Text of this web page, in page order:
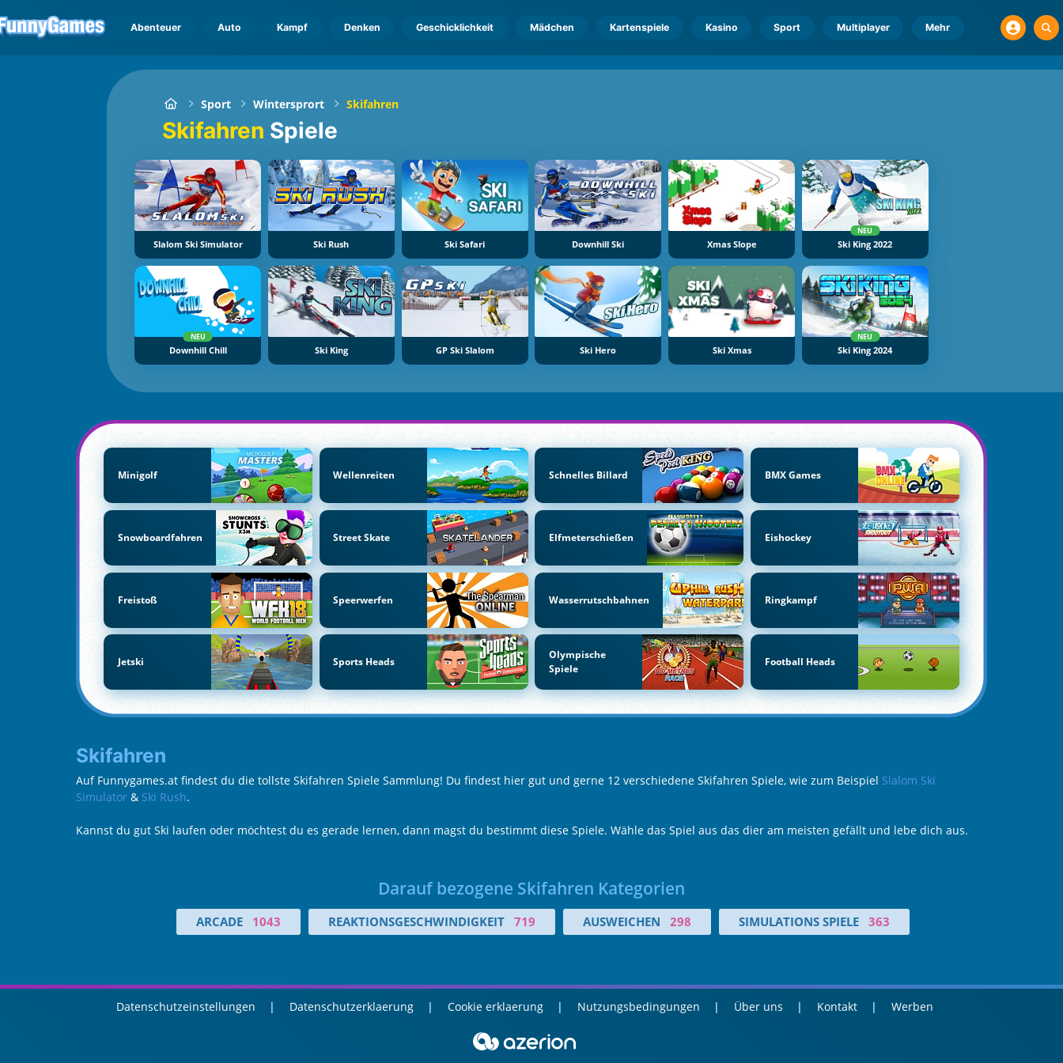
Abenteuer Auto Kampf Denken Geschicklichkeit Mädchen Kartenspiele Kasino Sport Multiplayer Mehr
Sport Wintersprort Skifahren
Skifahren Spiele
Slalom Ski Simulator Ski Rush Ski Safari Downhill Ski Xmas Slope
NEU
Ski King 2022
NEU
Downhill Chill Ski King GP Ski Slalom Ski Hero Ski Xmas
NEU
Ski King 2024
Minigolf Wellenreiten Schnelles Billard BMX Games
Snowboardfahren Street Skate Elfmeterschießen Eishockey
Freistoß Speerwerfen Wasserrutschbahnen Ringkampf
Jetski Sports Heads
Olympische
Spiele
Football Heads
Skifahren
Auf Funnygames.at findest du die tollste Skifahren Spiele Sammlung! Du findest hier gut und gerne 12 verschiedene Skifahren Spiele, wie zum Beispiel Slalom Ski
Simulator & Ski Rush.
Kannst du gut Ski laufen oder möchtest du es gerade lernen, dann magst du bestimmt diese Spiele. Wähle das Spiel aus das dier am meisten gefällt und lebe dich aus.
Darauf bezogene Skifahren Kategorien
ARCADE 1043 REAKTIONSGESCHWINDIGKEIT 719 AUSWEICHEN 298 SIMULATIONS SPIELE 363
Datenschutzeinstellungen Datenschutzerklaerung Cookie erklaerung Nutzungsbedingungen Über uns Kontakt Werben